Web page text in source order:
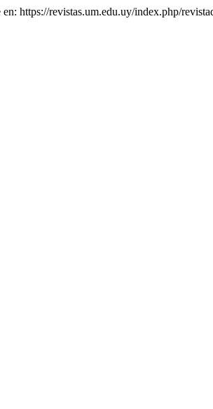
https://revistas.um.edu.uy/index.php/